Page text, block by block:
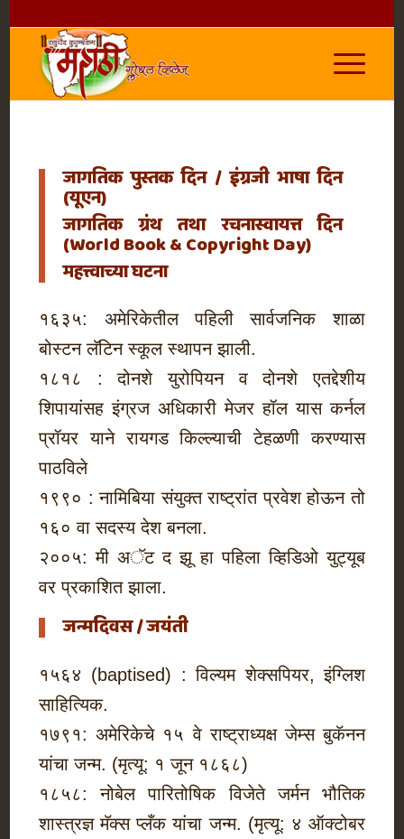
जागतिक पुस्तक दिन / इंग्रजी भाषा दिन
(यूएन)
जागतिक ग्रंथ तथा रचनास्वायत्त दिन
(World Book & Copyright Day)
महत्त्वाच्या घटना
१६३५: अमेरिकेतील पहिली सार्वजनिक शाळा
बोस्टन लॅटिन स्कूल स्थापन झाली.
१८१८ : दोनशे युरोपियन व दोनशे एतद्देशीय
शिपायांसह इंग्रज अधिकारी मेजर हॉल यास कर्नल
प्रॉयर याने रायगड किल्ल्याची टेहळणी करण्यास
पाठविले
१९९० : नामिबिया संयुक्त राष्ट्रांत प्रवेश होऊन तो
१६० वा सदस्य देश बनला.
२००५: मी अॅट द झू हा पहिला व्हिडिओ युट्यूब
वर प्रकाशित झाला.
जन्मदिवस / जयंती
१५६४ (baptised) : विल्यम शेक्सपियर, इंग्लिश
साहित्यिक.
१७९१: अमेरिकेचे १५ वे राष्ट्राध्यक्ष जेम्स बुकॅनन
यांचा जन्म. (मृत्यू: १ जून १८६८)
१८५८: नोबेल पारितोषिक विजेते जर्मन भौतिक
शास्त्रज्ञ मॅक्स प्लँक यांचा जन्म. (मृत्यू: ४ ऑक्टोबर